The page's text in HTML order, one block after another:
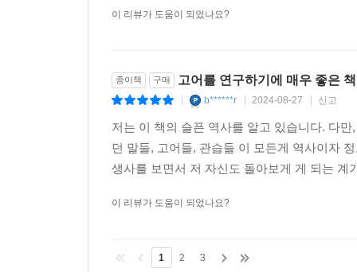
"문학동네 한국고전문학전집을 펴내며"
귀환시키는 것이다. 그러니까 고전 안에 숨죽이
것, 이것이 우리의 궁극적인 목적이다.
문학동네 한국고전문학전집은 몇몇 전문가의 연
계승을 통해 세계문학사를 또 한번 진화시키고자
위대함을 같이 느끼기 위해 자구 하나, 단어 하
한자리에 모은 문학동네 한국고전문학전집이 그
이 리뷰가 도움이 되었나요?
종이책 구매 고어를 연구하기에 매우 좋은 책
b******r 2024-08-27 신고
저는 이 책의 슬픈 역사를 알고 있습니다. 다
던 말들, 고어들, 관습들 이 모든게 역사이자
생사를 보면서 저 자신도 돌아보게 게 되는 계
이 리뷰가 도움이 되었나요?
1 2 3